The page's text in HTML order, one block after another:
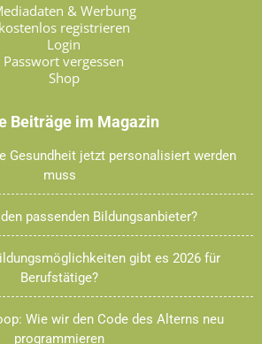
& Werbung
kostenlos registrieren
Login
Passwort vergessen
Shop
Beiträge im Magazin
Gesundheit jetzt personalisiert werden
muss
passenden Bildungsanbieter?
gibt es 2026 für
Berufstätige?
Wie wir den Code des Alterns neu
programmieren